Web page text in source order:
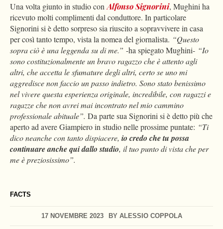
FACTS
17 NOVEMBRE 2023 BY ALESSIO COPPOLA
Una volta giunto in studio conAlfonso Signorini, Mughini ha
ricevuto molti complimenti dal conduttore. In particolare
Signorini si è detto sorpreso sia riuscito a sopravvivere in casa
per così tanto tempo, vista la nomea del giornalista. “Questo
sopra ciò è una leggenda su di me.” -ha spiegato Mughini- “Io
sono costituzionalmente un bravo ragazzo che è attento agli
altri, che accetta le sfumature degli altri, certo se uno mi
aggredisce non faccio un passo indietro. Sono stato benissimo
nel vivere questa esperienza originale, incredibile, con ragazzi e
ragazze che non avrei mai incontrato nel mio cammino
professionale abituale”. Da parte sua Signorini si è detto più che
aperto ad avere Giampiero in studio nelle prossime puntate: “Ti
dico neanche con tanto dispiacere, io credo che tu possa
continuare anche qui dallo studio, il tuo punto di vista che per
me è preziosissimo”.